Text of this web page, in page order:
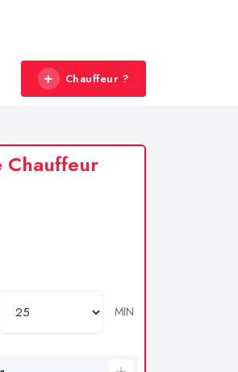
Chauffeur ?
Chauffeur
MIN